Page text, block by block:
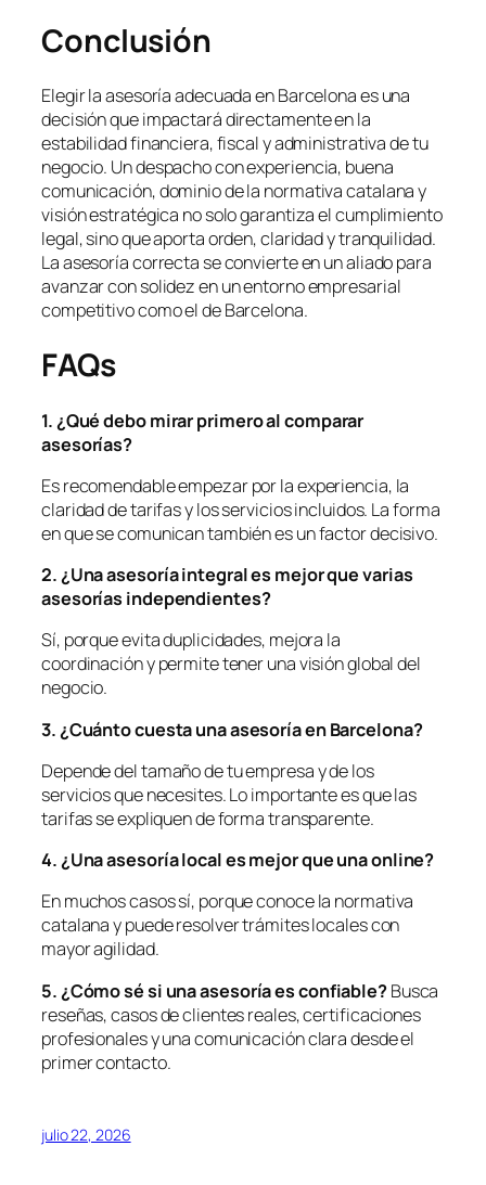
Conclusión
Elegir la asesoría adecuada en Barcelona es una
decisión que impactará directamente en la
estabilidad financiera, fiscal y administrativa de tu
negocio. Un despacho con experiencia, buena
comunicación, dominio de la normativa catalana y
visión estratégica no solo garantiza el cumplimiento
legal, sino que aporta orden, claridad y tranquilidad.
La asesoría correcta se convierte en un aliado para
avanzar con solidez en un entorno empresarial
competitivo como el de Barcelona.
FAQs
1. ¿Quédebo mirar primero al comparar
asesorías?
Es recomendable empezar por la experiencia, la
claridad de tarifas y los servicios incluidos. La forma
en que se comunican también es un factor decisivo.
2. ¿Una asesoría integral es mejor que varias
asesorías independientes?
Sí, porque evita duplicidades, mejora la
coordinación y permite tener una visión global del
negocio.
3. ¿Cuánto cuesta una asesoría en Barcelona?
Depende del tamaño de tu empresa y de los
servicios que necesites. Lo importante es que las
tarifas se expliquen de forma transparente.
4. ¿Una asesoría local es mejor que una online?
En muchos casos sí, porque conoce la normativa
catalana y puede resolver trámites locales con
mayor agilidad.
5. ¿Cómo sési una asesoría es confiable?Busca
reseñas, casos de clientes reales, certificaciones
profesionales y una comunicación clara desde el
primer contacto.
julio 22, 2026